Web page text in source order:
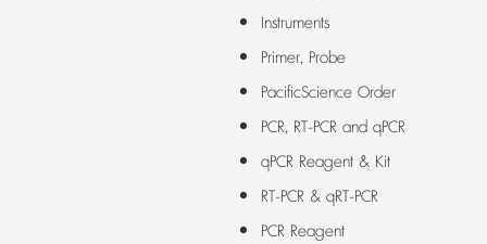
Instruments
Primer, Probe
PacificScience Order
PCR, RT-PCR and qPCR
qPCR Reagent & Kit
RT-PCR & qRT-PCR
PCR Reagent